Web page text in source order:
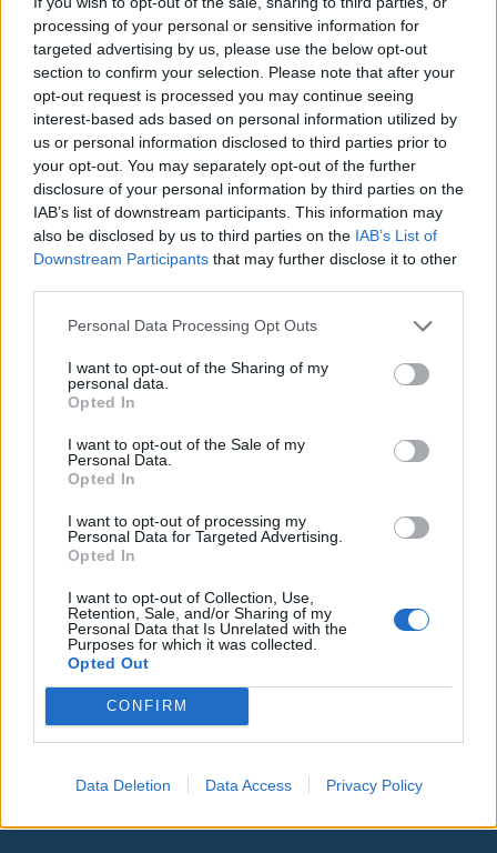
processing of your personal or sensitive information for
targeted advertising by us, please use the below opt-out
section to confirm your selection. Please note that after your
opt-out request is processed you may continue seeing
interest-based ads based on personal information utilized by
us or personal information disclosed to third parties prior to
your opt-out. You may separately opt-out of the further
disclosure of your personal information by third parties on the
IAB’s list of downstream participants. This information may
also be disclosed by us to third parties on the IAB’s List of
Downstream Participants that may further disclose it to other
Personal Data Processing Opt Outs
I want to opt-out of the Sharing of my
personal data.
Opted In
I want to opt-out of the Sale of my
Personal Data.
Opted In
I want to opt-out of processing my
Personal Data for Targeted Advertising.
Opted In
I want to opt-out of Collection, Use,
Retention, Sale, and/or Sharing of my
Personal Data that Is Unrelated with the
Purposes for which it was collected.
Opted Out
CONFIRM
Data Deletion Data Access Privacy Policy
Leonardo Maria Del Vecchio dall'ex compagna